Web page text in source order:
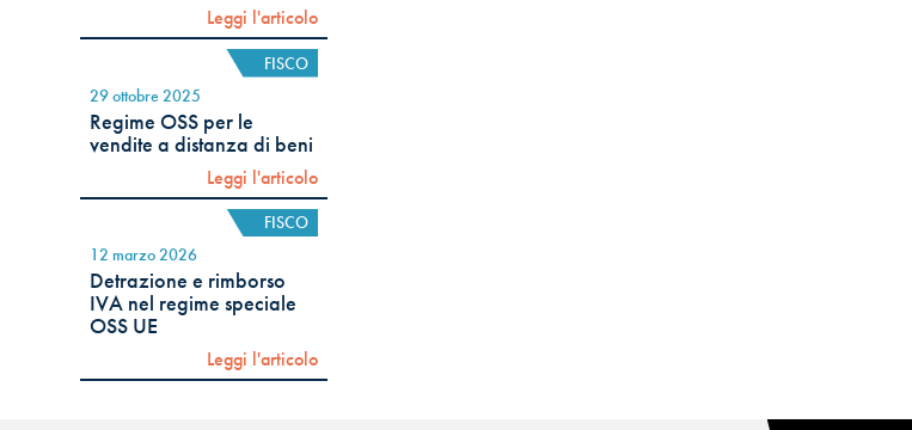
Leggi l'articolo
FISCO
29 ottobre 2025
Regime OSS per le
vendite a distanza di beni
Leggi l'articolo
FISCO
12 marzo 2026
Detrazione e rimborso
IVA nel regime speciale
OSS UE
Leggi l'articolo